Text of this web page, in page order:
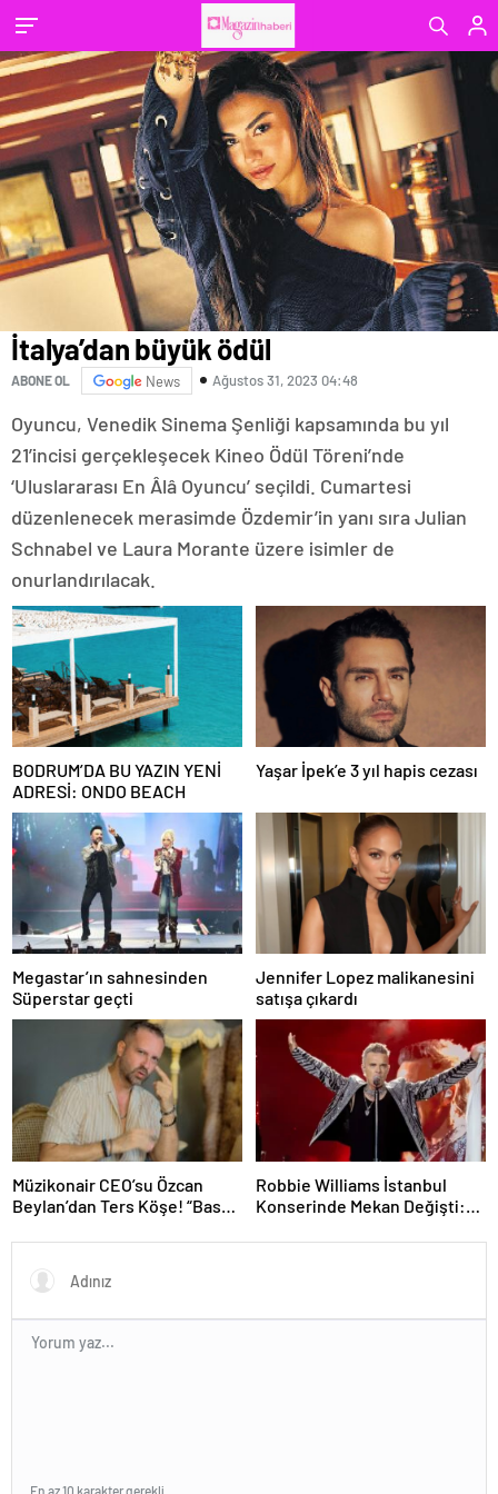
İtalya’dan büyük ödül
ABONE OL News Ağustos 31, 2023 04:48
Oyuncu, Venedik Sinema Şenliği kapsamında bu yıl
21’incisi gerçekleşecek Kineo Ödül Töreni’nde
‘Uluslararası En Âlâ Oyuncu’ seçildi. Cumartesi
düzenlenecek merasimde Özdemir’in yanı sıra Julian
Schnabel ve Laura Morante üzere isimler de
onurlandırılacak.
BODRUM’DA BU YAZIN YENİ
ADRESİ: ONDO BEACH
Yaşar İpek’e 3 yıl hapis cezası
Megastar’ın sahnesinden
Süperstar geçti
Jennifer Lopez malikanesini
satışa çıkardı
Müzikonair CEO’su Özcan
Beylan’dan Ters Köşe! “Bas
Adımını Attı!
Robbie Williams İstanbul
Konserinde Mekan Değişti:
Taşındı!
En az 10 karakter gerekli